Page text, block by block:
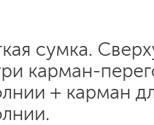
сумка.
карман-
+ карман